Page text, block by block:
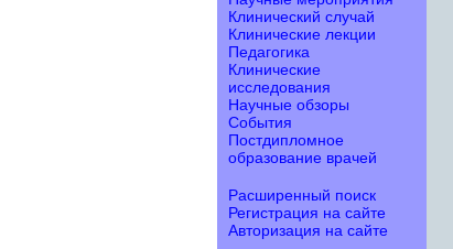
Клинический случай
Клинические лекции
Педагогика
Клинические
исследования
Научные обзоры
События
Постдипломное
образование врачей
Расширенный поиск
Регистрация на сайте
Авторизация на сайте